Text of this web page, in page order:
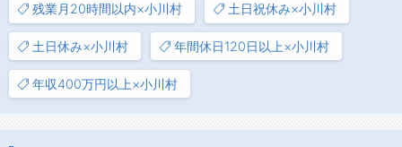
残業月20時間以内×小川村 土日祝休み×小川村
土日休み×小川村 年間休日120日以上×小川村
年収400万円以上×小川村